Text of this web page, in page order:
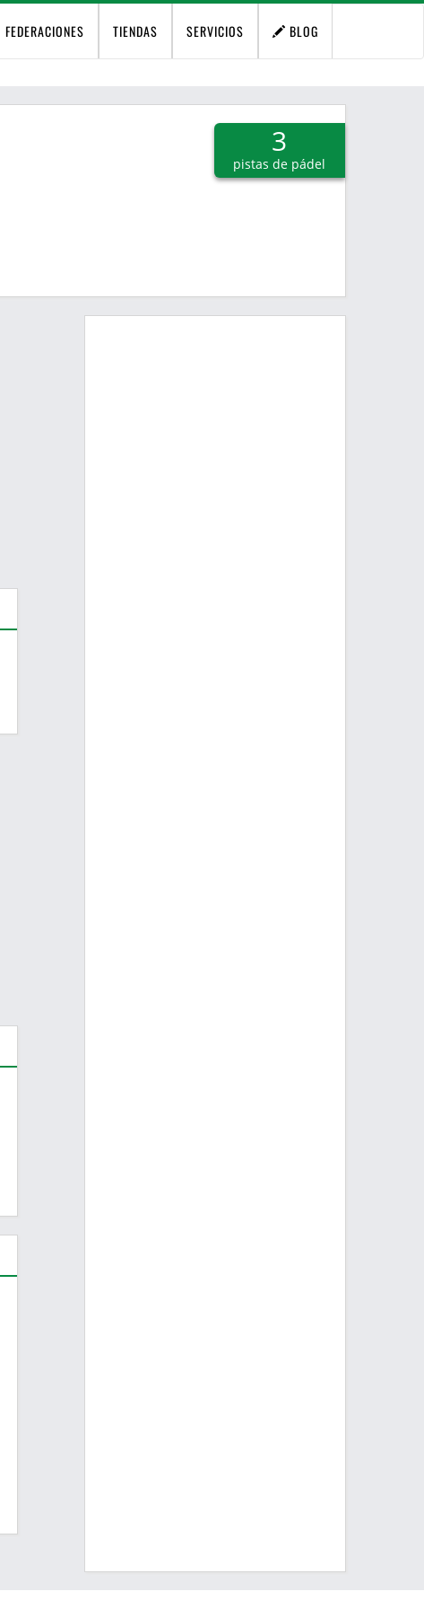
FEDERACIONES TIENDAS SERVICIOS BLOG
3
pistas de pádel